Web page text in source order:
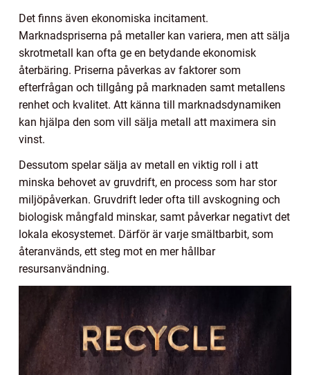
Det finns även ekonomiska incitament.
Marknadspriserna på metaller kan variera, men att sälja
skrotmetall kan ofta ge en betydande ekonomisk
återbäring. Priserna påverkas av faktorer som
efterfrågan och tillgång på marknaden samt metallens
renhet och kvalitet. Att känna till marknadsdynamiken
kan hjälpa den som vill sälja metall att maximera sin
vinst.
Dessutom spelar sälja av metall en viktig roll i att
minska behovet av gruvdrift, en process som har stor
miljöpåverkan. Gruvdrift leder ofta till avskogning och
biologisk mångfald minskar, samt påverkar negativt det
lokala ekosystemet. Därför är varje smältbarbit, som
återanvänds, ett steg mot en mer hållbar
resursanvändning.